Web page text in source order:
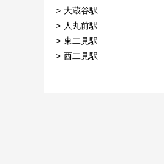
大蔵谷駅
人丸前駅
東二見駅
西二見駅